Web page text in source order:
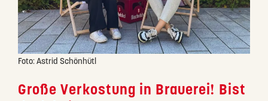
Foto: Astrid Schönhütl
Große Verkostung in Brauerei! Bist